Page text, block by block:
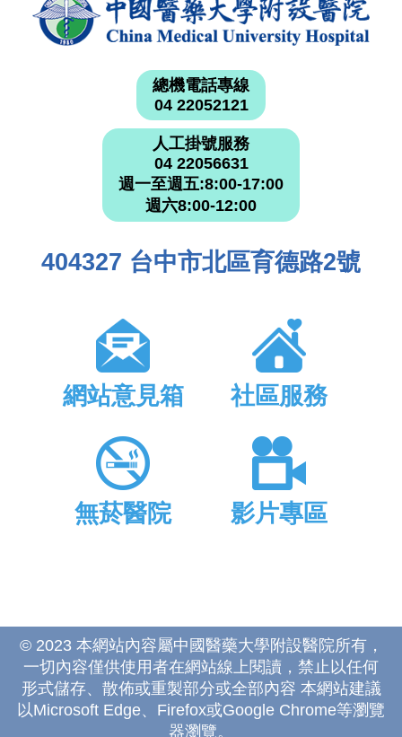
總機電話專線
04 22052121
人工掛號服務
04 22056631
週一至週五:8:00-17:00
週六8:00-12:00
404327 台中市北區育德路2號
網站意見箱 社區服務
無菸醫院 影片專區
© 2023 本網站內容屬中國醫藥大學附設醫院所有，
一切內容僅供使用者在網站線上閱讀，禁止以任何
形式儲存、散佈或重製部分或全部內容 本網站建議
以Microsoft Edge、Firefox或Google Chrome等瀏覽
器瀏覽。